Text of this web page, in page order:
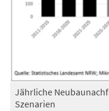
Jährliche
Szenarien